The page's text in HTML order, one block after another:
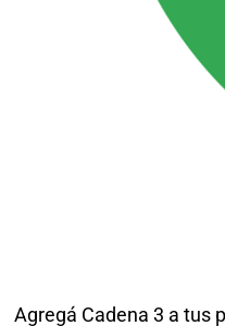
Agregá Cadena 3 a tus